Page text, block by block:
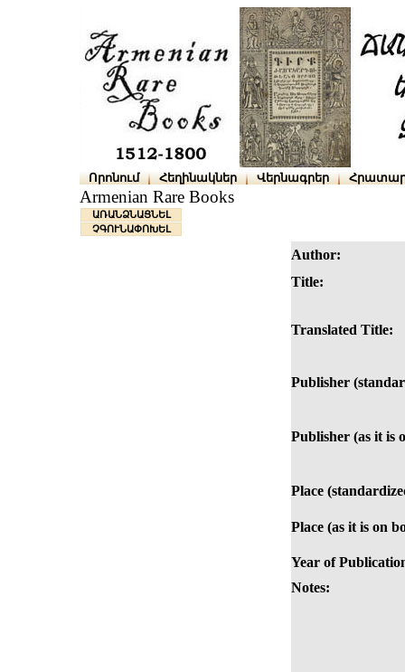
Որոնում Հեղինակներ Վերնագրեր
Armenian Rare Books
ԱՌԱՆՁՆԱՑՆԵԼ
ՉԳՈՒՆԱՓՈԽԵԼ
Author:
Title:
Translated Title:
Publisher
Publisher (as it is
Place
Place (as it is on
Year of
Notes: